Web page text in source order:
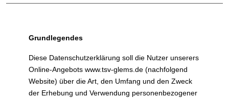
Grundlegendes
Diese Datenschutzerklärung soll die Nutzer unserers
Online-Angebots www.tsv-glems.de (nachfolgend
Website) über die Art, den Umfang und den Zweck
der Erhebung und Verwendung personenbezogener